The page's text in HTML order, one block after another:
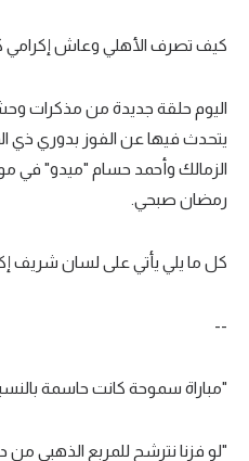
كيف تصرف الأهلي وعاش إكرامي
يتحدث فيها عن الفوز بدوري ذي
الزمالك وأحمد حسام "ميدو"
رمضان صبحي.
كل ما يلي يأتي على لسان شريف
--
"مباراة سموحة كانت حاسمة
"لو فزنا نترشح للمربع الذهبي من